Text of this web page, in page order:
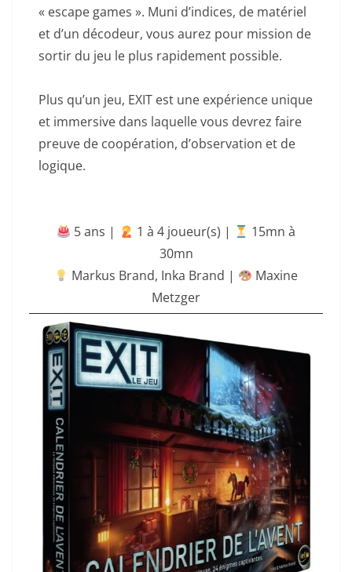
« escape games ». Muni d’indices, de matériel
et d’un décodeur, vous aurez pour mission de
sortir du jeu le plus rapidement possible.
Plus qu’un jeu, EXIT est une expérience unique
et immersive dans laquelle vous devrez faire
preuve de coopération, d’observation et de
logique.
5 ans | ‍ 1 à 4 joueur(s) |
15mn à
30mn
Markus Brand, Inka Brand |
Maxine
Metzger